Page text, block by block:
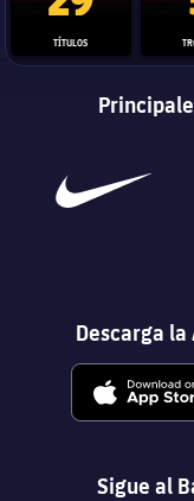
TÍTULOS
Descarga la
Sigue al